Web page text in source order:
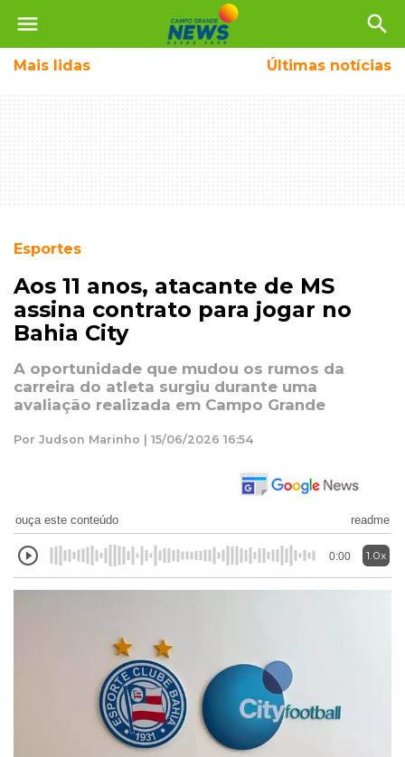
menu search
Mais lidas Últimas notícias
Esportes
Aos 11 anos, atacante de MS
assina contrato para jogar no
Bahia City
A oportunidade que mudou os rumos da
carreira do atleta surgiu durante uma
avaliação realizada em Campo Grande
Por Judson Marinho | 15/06/2026 16:54
ouça este conteúdo readme
0:00 1.0x